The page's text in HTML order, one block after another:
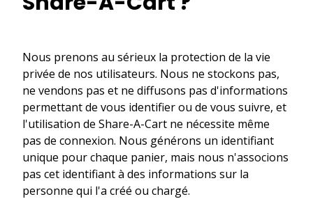
Nous prenons au sérieux la protection de la vie
privée de nos utilisateurs. Nous ne stockons pas,
ne vendons pas et ne diffusons pas d'informations
permettant de vous identifier ou de vous suivre, et
l'utilisation de Share-A-Cart ne nécessite même
pas de connexion. Nous générons un identifiant
unique pour chaque panier, mais nous n'associons
pas cet identifiant à des informations sur la
personne qui l'a créé ou chargé.